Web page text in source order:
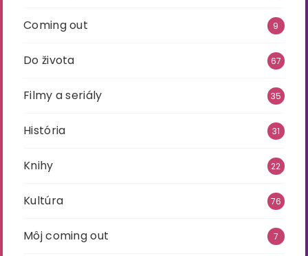
Coming out 9
Do života 67
Filmy a seriály 35
História 31
Knihy 22
Kultúra 76
Môj coming out 7